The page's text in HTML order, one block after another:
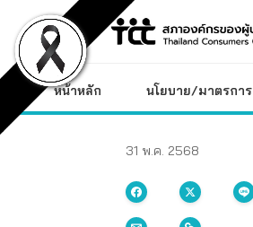
content
หน้าหลัก นโยบาย/มาตรการ
31 พ.ค. 2568